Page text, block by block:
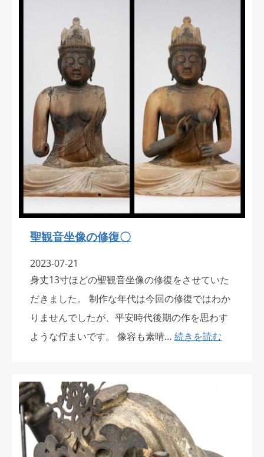
聖観音坐像の修復〇
2023-07-21
身丈13寸ほどの聖観音坐像の修復をさせていた
だきました。 制作な年代は今回の修復ではわか
りませんでしたが、平安時代後期の作を思わす
ような佇まいです。 像容も素晴…続きを読む